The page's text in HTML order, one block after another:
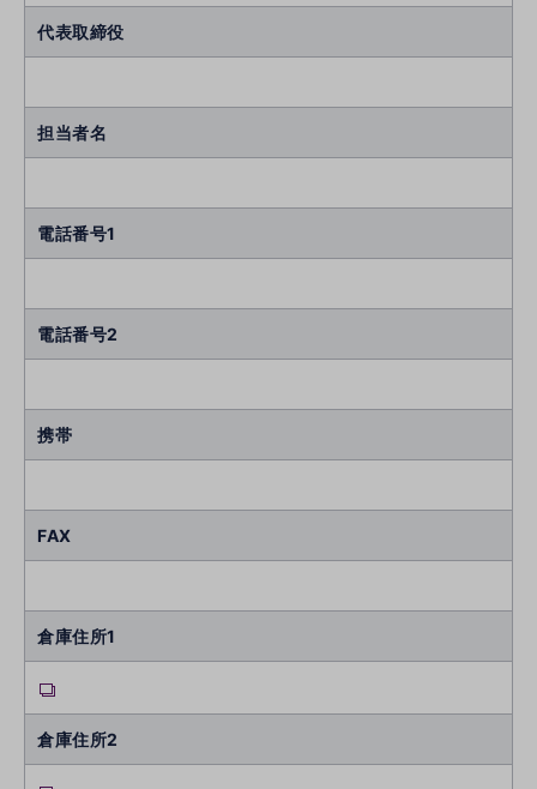
代表取締役
担当者名
電話番号1
電話番号2
携帯
FAX
倉庫住所1
倉庫住所2